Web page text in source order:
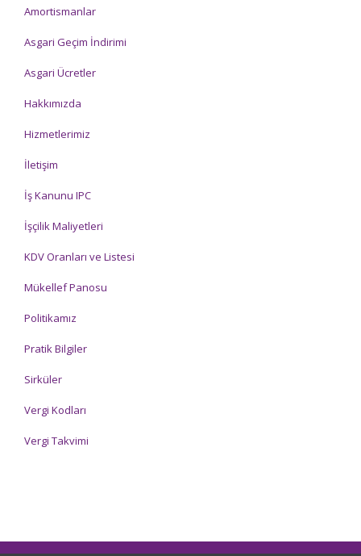
Amortismanlar
Asgari Geçim İndirimi
Asgari Ücretler
Hakkımızda
Hizmetlerimiz
İletişim
İş Kanunu IPC
İşçilik Maliyetleri
KDV Oranları ve Listesi
Mükellef Panosu
Politikamız
Pratik Bilgiler
Sirküler
Vergi Kodları
Vergi Takvimi